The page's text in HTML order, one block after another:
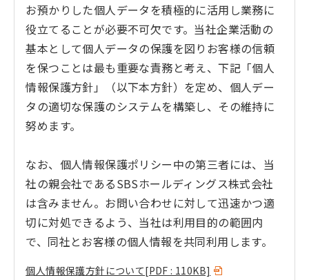
お預かりした個人データを積極的に活用し業務に
役立てることが必要不可欠です。当社企業活動の
基本として個人データの保護を図りお客様の信頼
を保つことは最も重要な責務と考え、下記「個人
情報保護方針」（以下本方針）を定め、個人デー
タの適切な保護のシステムを構築し、その維持に
努めます。
なお、個人情報保護ポリシー中の第三者には、当
社の親会社であるSBSホールディングス株式会社
は含みません。お問い合わせに対して迅速かつ適
切に対処できるよう、当社は利用目的の範囲内
で、同社とお客様の個人情報を共同利用します。
個人情報保護方針について[PDF : 110KB]